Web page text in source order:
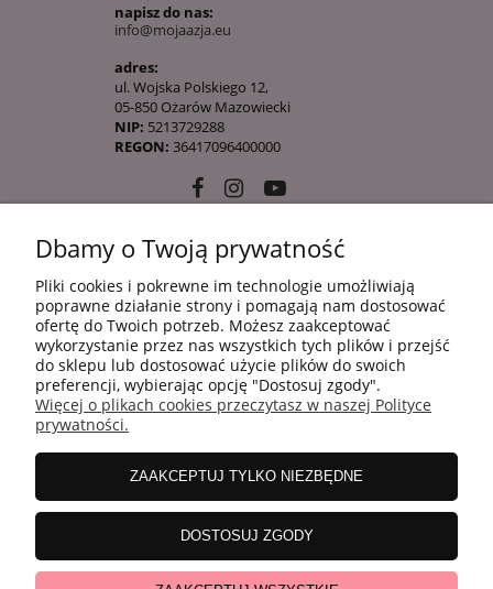
napisz do nas:
info@mojaazja.eu
adres:
ul. Wojska Polskiego 12,
05-850 Ożarów Mazowiecki
NIP: 5213729288
REGON: 36417096400000
10 KROKÓW KOREAŃSKIEJ PIELĘGANCJI
INFORMACJE
ZAKUPY
MOJE KONTO
WSPÓŁPRACA
Dbamy o Twoją prywatność
Pliki cookies i pokrewne im technologie umożliwiają
poprawne działanie strony i pomagają nam dostosować
ofertę do Twoich potrzeb. Możesz zaakceptować
wykorzystanie przez nas wszystkich tych plików i przejść
do sklepu lub dostosować użycie plików do swoich
preferencji, wybierając opcję "Dostosuj zgody".
Więcej o plikach cookies przeczytasz w naszej Polityce
prywatności.
ZAAKCEPTUJ TYLKO NIEZBĘDNE
DOSTOSUJ ZGODY